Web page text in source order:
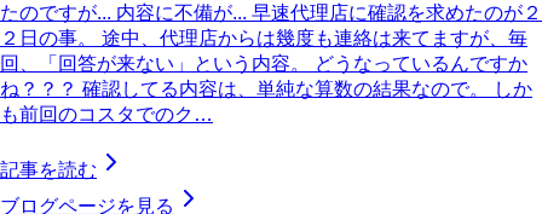
たのですが... 内容に不備が... 早速代理店に確認を求めたのが２
２日の事。 途中、代理店からは幾度も連絡は来てますが、毎
回、「回答が来ない」という内容。 どうなっているんですか
ね？？？ 確認してる内容は、単純な算数の結果なので。 しか
も前回のコスタでのク…
記事を読む
ブログページを見る